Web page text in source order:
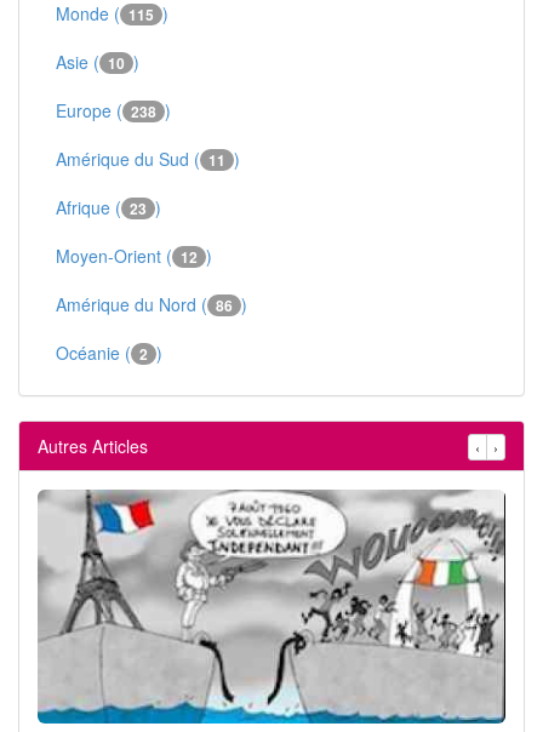
Monde ( 115 )
Asie ( 10 )
Europe ( 238 )
Amérique du Sud ( 11 )
Afrique ( 23 )
Moyen-Orient ( 12 )
Amérique du Nord ( 86 )
Océanie ( 2 )
Autres Articles ‹ ›